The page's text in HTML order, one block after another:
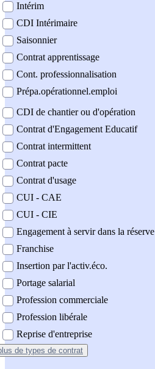
Intérim
CDI Intérimaire
Saisonnier
Contrat apprentissage
Cont. professionnalisation
Prépa.opérationnel.emploi
CDI de chantier ou d'opération
Contrat d'Engagement Educatif
Contrat intermittent
Contrat pacte
Contrat d'usage
CUI - CAE
CUI - CIE
Engagement à servir dans la réserve
Franchise
Insertion par l'activ.éco.
Portage salarial
Profession commerciale
Profession libérale
Reprise d'entreprise
de types de contrat